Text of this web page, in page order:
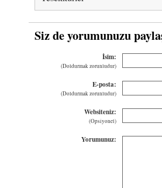
Siz de yorumunuzu
İsim:
(Doldurmak zorunludur)
E-posta:
(Doldurmak zorunludur)
Websiteniz:
(Opsiyonel)
Yorumunuz: